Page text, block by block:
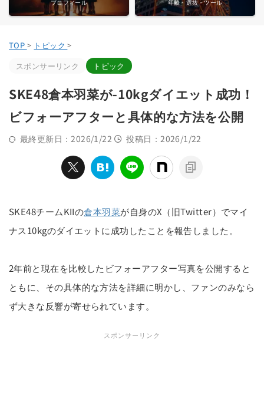
プロフィール 年齢・選抜・ツール
TOP > トピック >
スポンサーリンク
トピック
SKE48倉本羽菜が-10kgダイエット成功！
ビフォーアフターと具体的な方法を公開
最終更新日：2026/1/22 投稿日：2026/1/22
SKE48チームKIIの倉本羽菜が自身のX（旧Twitter）でマイ
ナス10kgのダイエットに成功したことを報告しました。
2年前と現在を比較したビフォーアフター写真を公開すると
ともに、その具体的な方法を詳細に明かし、ファンのみなら
ず大きな反響が寄せられています。
スポンサーリンク